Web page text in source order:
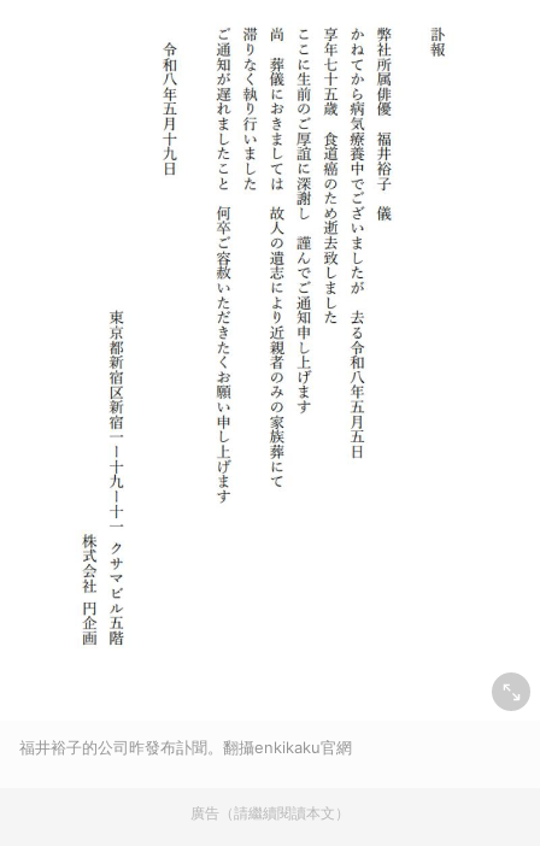
福井裕子的公司昨發布訃聞。翻攝enkikaku官網
廣告（請繼續閱讀本文）